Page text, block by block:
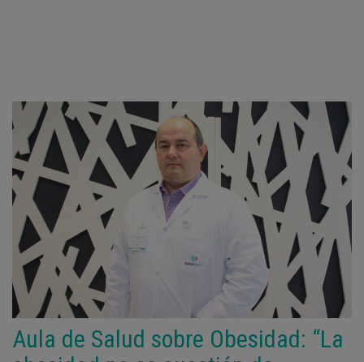
Aula de Salud sobre Obesidad: “La